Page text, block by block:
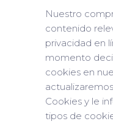
Nuestro
contenido
privacidad en
momento
cookies en
Cookies y le
tipos de